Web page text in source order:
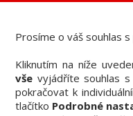
Knižní nabídka
Vzdělávací akce
Akční nabídky firem
Prosíme o váš souhlas
Kliknutím na níže
vše vyjádříte souhlas s
pokračovat k
tlačítko Podrobné